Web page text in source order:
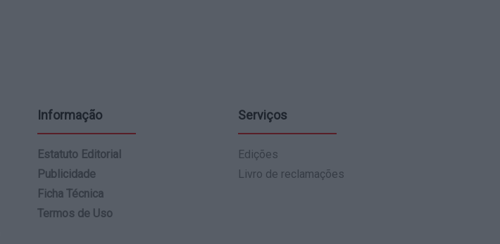
Informação
Estatuto Editorial
Publicidade
Ficha Técnica
Termos de Uso
Serviços
Edições
Livro de reclamações